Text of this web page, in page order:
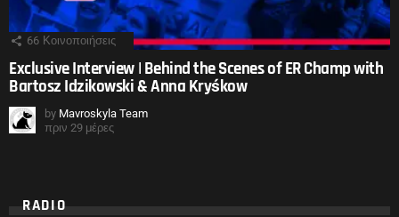
66 Κοινοποιήσεις
Exclusive Interview | Behind the Scenes of ER Champ with
Bartosz Idzikowski & Anna Kryśkow
by Mavroskyla Team
πριν 29 μέρες
RADIO